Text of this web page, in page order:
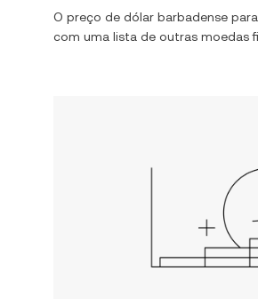
O preço de dólar barbadense para
com uma lista de outras moedas